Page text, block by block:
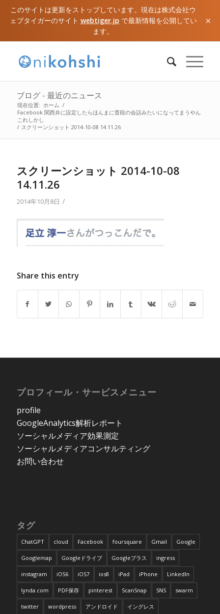
このサイトは更新をストップしています。現在は株式会社ウ
ェブタイガーのサイト webtiger.jp で最新情報を公開してい
ます。
×
ブログ - 最近のニュース
現在位置: ホーム /
Facebook 関西弁に設定したらほんまに普段の会話みたいになってまうやん
これしかし
/ スクリーンショット 2014-10-08 14.11.26
スクリーンショット 2014-10-08
14.11.26
2014年10月8日 /
Share this entry
プロフィール・サービスメニュー
profile
GoogleAnalytics解析レポート
ソーシャルメディア効果測定
ソーシャルメディアコンサルティング
お問い合わせ
タグ
ChatGPT cloud Facebook foursquare Gmail Google
Googlemap Googleドライブ Googleプラス ingress
instagram iOS6 iOS7 ios8 iPad iPhone LinkedIn
lynda.com PDF保存 pinterest ScanSnap SNS swarm
twitter wordpress アンドロイド イングレス